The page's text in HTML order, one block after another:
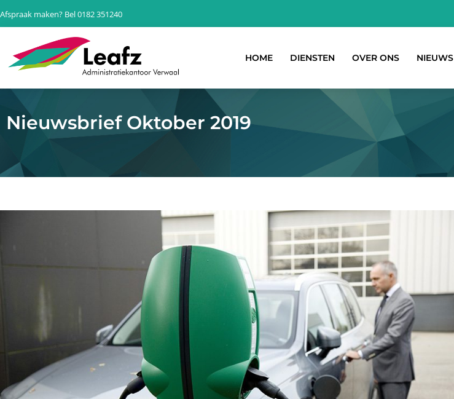
naar
inhoud
Afspraak maken? Bel 0182 351240
HOME DIENSTEN OVER ONS NIEUWS
Nieuwsbrief Oktober 2019